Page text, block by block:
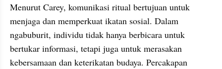
Menurut Carey, komunikasi ritual bertujuan untuk
menjaga dan memperkuat ikatan sosial. Dalam
ngabuburit, individu tidak hanya berbicara untuk
bertukar informasi, tetapi juga untuk merasakan
kebersamaan dan keterikatan budaya. Percakapan